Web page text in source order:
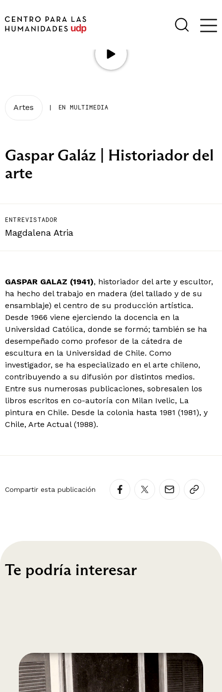
Artes | EN MULTIMEDIA
Gaspar Galáz | Historiador del
arte
ENTREVISTADOR
Magdalena Atria
GASPAR GALAZ (1941), historiador del arte y escultor,
ha hecho del trabajo en madera (del tallado y de su
ensamblaje) el centro de su producción artística.
Desde 1966 viene ejerciendo la docencia en la
Universidad Católica, donde se formó; también se ha
desempeñado como profesor de la cátedra de
escultura en la Universidad de Chile. Como
investigador, se ha especializado en el arte chileno,
contribuyendo a su difusión por distintos medios.
Entre sus numerosas publicaciones, sobresalen los
libros escritos en co-autoría con Milan Ivelic, La
pintura en Chile. Desde la colonia hasta 1981 (1981), y
Chile, Arte Actual (1988).
Compartir esta publicación
Te podría interesar